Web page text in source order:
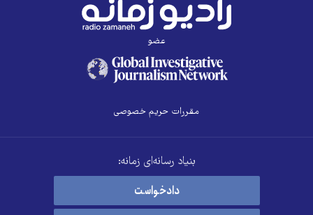
عضو
مقررات حریم خصوصی
بنیاد رسانه‌ای زمانه:
دادخواست